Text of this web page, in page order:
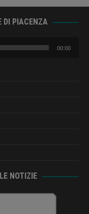
DI PIACENZA
00:00
NOTIZIE